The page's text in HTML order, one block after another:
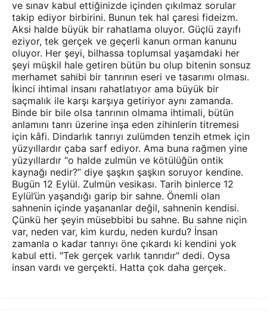
ve sınav kabul ettiğinizde içinden çıkılmaz sorular
takip ediyor birbirini. Bunun tek hal çaresi fideizm.
Aksi halde büyük bir rahatlama oluyor. Güçlü zayıfı
eziyor, tek gerçek ve geçerli kanun orman kanunu
oluyor. Her şeyi, bilhassa toplumsal yaşamdaki her
şeyi müşkil hale getiren bütün bu olup bitenin sonsuz
merhamet sahibi bir tanrının eseri ve tasarımı olması.
İkinci ihtimal insanı rahatlatıyor ama büyük bir
saçmalık ile karşı karşıya getiriyor aynı zamanda.
Binde bir bile olsa tanrının olmama ihtimali, bütün
anlamını tanrı üzerine inşa eden zihinlerin titremesi
için kâfi. Dindarlık tanrıyı zulümden tenzih etmek için
yüzyıllardır çaba sarf ediyor. Ama buna rağmen yine
yüzyıllardır “o halde zulmün ve kötülüğün ontik
kaynağı nedir?” diye şaşkın şaşkın soruyor kendine.
Bugün 12 Eylül. Zulmün vesikası. Tarih binlerce 12
Eylül’ün yaşandığı garip bir sahne. Önemli olan
sahnenin içinde yaşananlar değil, sahnenin kendisi.
Çünkü her şeyin müsebbibi bu sahne. Bu sahne niçin
var, neden var, kim kurdu, neden kurdu? İnsan
zamanla o kadar tanrıyı öne çıkardı ki kendini yok
kabul etti. "Tek gerçek varlık tanrıdır" dedi. Oysa
insan vardı ve gerçekti. Hatta çok daha gerçek.